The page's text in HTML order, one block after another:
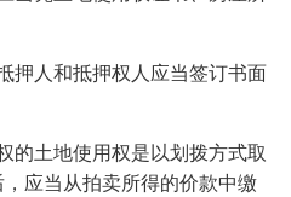
押人和抵押权人应当签订书面
的土地使用权是以划拨方式取
应当从拍卖所得的价款中缴